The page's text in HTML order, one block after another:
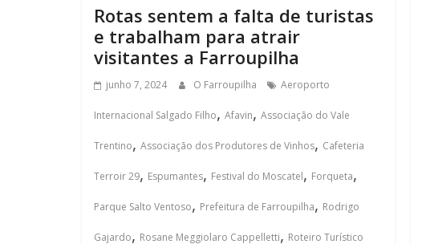
Rotas sentem a falta de turistas
e trabalham para atrair
visitantes a Farroupilha
junho 7, 2024 O Farroupilha Aeroporto
Internacional Salgado Filho, Afavin, Associação do Vale
Trentino, Associação dos Produtores de Vinhos, Cafeteria
Terroir 29, Espumantes, Festival do Moscatel, Forqueta,
Parque Salto Ventoso, Prefeitura de Farroupilha, Rodrigo
Gajardo, Rosane Meggiolaro Cappelletti, Roteiro Turístico